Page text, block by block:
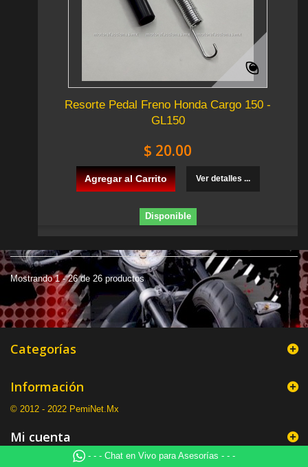
Resorte Pedal Freno Honda Cargo 150 -
GL150
$ 20.00
Agregar al Carrito Ver detalles ...
Disponible
Mostrando 1 - 26 de 26 productos
Categorías
Información
© 2012 - 2022 PemiNet.Mx
Mi cuenta
- - - Chat en Vivo para Asesorías - - -